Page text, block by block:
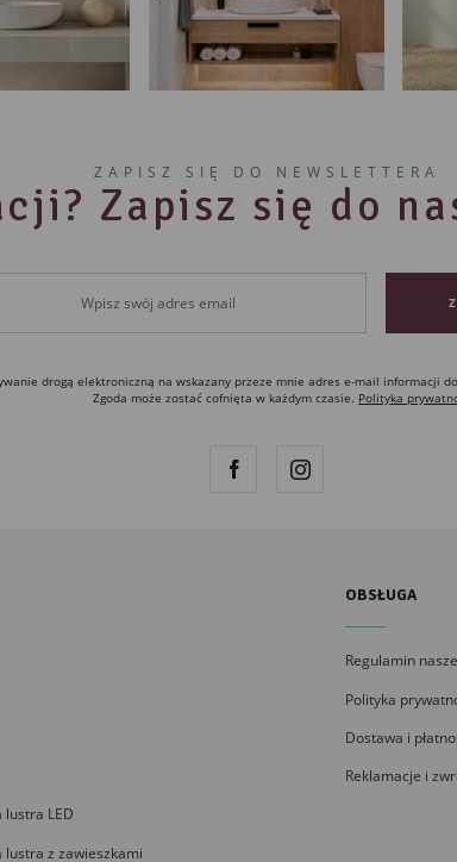
ZAPISZ SIĘ DO NEWSLETTERA
Zapisz się do
drogą elektroniczną na wskazany przeze mnie adres e-mail informacji
Zgoda może zostać cofnięta w każdym czasie. Polityka
lustra LED
lustra z zawieszkami
OBSŁUGA
Regulamin
Polityka
Dostawa i
Reklamacje i